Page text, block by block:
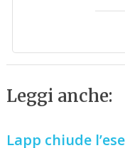
Leggi anche:
Lapp chiude